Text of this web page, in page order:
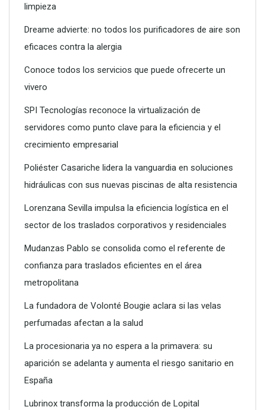
como punto clave para la eficiencia y el crecimiento
empresarial
Poliéster Casariche lidera la vanguardia en soluciones
hidráulicas con sus nuevas piscinas de alta resistencia
limpieza
Dreame advierte: no todos los purificadores de aire son
eficaces contra la alergia
Conoce todos los servicios que puede ofrecerte un
vivero
SPI Tecnologías reconoce la virtualización de
servidores como punto clave para la eficiencia y el
crecimiento empresarial
Poliéster Casariche lidera la vanguardia en soluciones
hidráulicas con sus nuevas piscinas de alta resistencia
Lorenzana Sevilla impulsa la eficiencia logística en el
sector de los traslados corporativos y residenciales
Mudanzas Pablo se consolida como el referente de
confianza para traslados eficientes en el área
metropolitana
La fundadora de Volonté Bougie aclara si las velas
perfumadas afectan a la salud
La procesionaria ya no espera a la primavera: su
aparición se adelanta y aumenta el riesgo sanitario en
España
Lubrinox transforma la producción de Lopital